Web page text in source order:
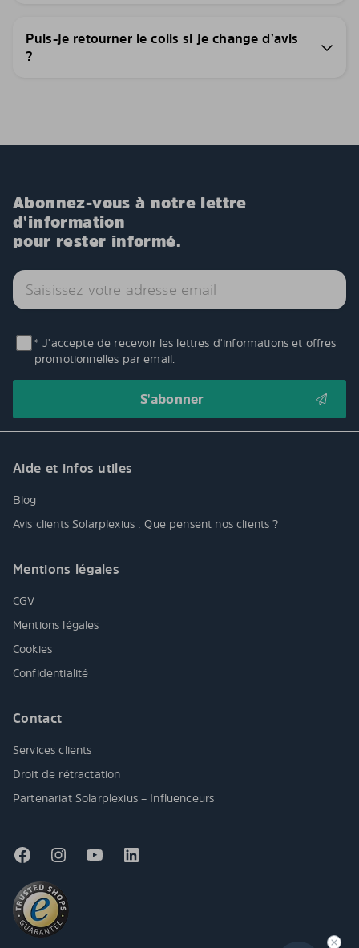
Puis-je retourner le colis si je change d’avis
?
Abonnez-vous à notre lettre
d'information
pour rester informé.
* J'accepte de recevoir les lettres d'informations et offres
promotionnelles par email.
Aide et infos utiles
Blog
Avis clients Solarplexius : Que pensent nos clients ?
Mentions légales
CGV
Mentions légales
Cookies
Confidentialité
Contact
Services clients
Droit de rétractation
Partenariat Solarplexius – Influenceurs